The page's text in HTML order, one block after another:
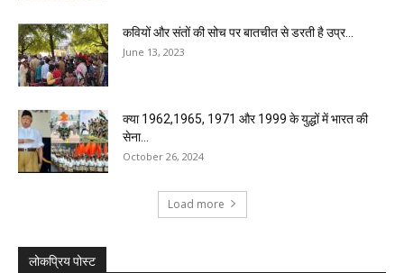
कवियों और संतों की सोच पर बातचीत से डरती है उप्र...
June 13, 2023
क्या 1962,1965, 1971 और 1999 के युद्धों में भारत की
सेना...
October 26, 2024
Load more
लोकप्रिय पोस्ट